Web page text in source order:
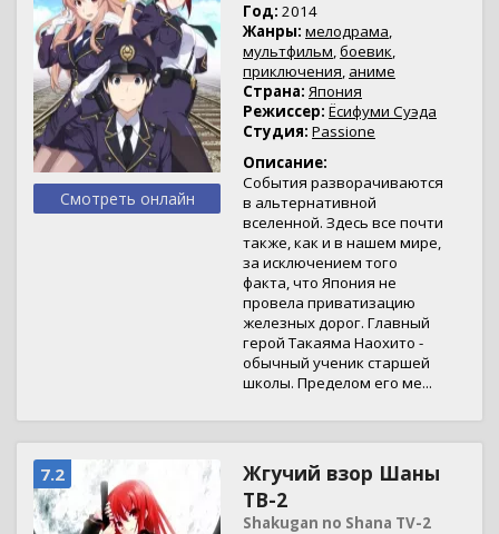
Смотреть онлайн
Год: 2014
Жанры: мелодрама,
мультфильм,боевик,
приключения, аниме
Страна: Япония
Режиссер: Ёсифуми Суэда
Студия: Passione
Описание:
События разворачиваются
в альтернативной
вселенной. Здесь все почти
также, как и в нашем мире,
за исключением того
факта, что Япония не
провела приватизацию
железных дорог. Главный
герой Такаяма Наохито -
обычный ученик старшей
школы. Пределом его ме...
7.2
Жгучий взор Шаны
ТВ-2
Shakugan no Shana TV-2